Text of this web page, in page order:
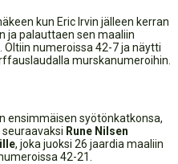
kun Eric Irvin jälleen kerran
ja palauttaen sen maaliin
Oltiin numeroissa 42-7 ja näytti
murskanumeroihin.
ensimmäisen syötönkatkonsa,
Rune Nilsen
, joka juoksi 26 jaardia maaliin
42-21.